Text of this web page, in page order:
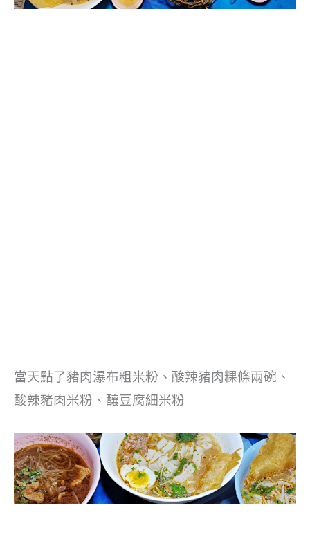
當天點了豬肉瀑布粗米粉、酸辣豬肉粿條兩碗、
酸辣豬肉米粉、釀豆腐細米粉